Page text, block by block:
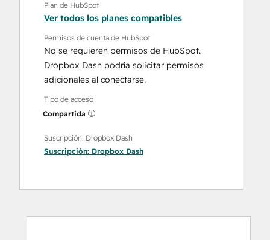
Plan de HubSpot
Ver todos los planes compatibles
Permisos de cuenta de HubSpot
No se requieren permisos de HubSpot.
Dropbox Dash podría solicitar permisos
adicionales al conectarse.
Tipo de acceso
Compartida
Suscripción: Dropbox Dash
Suscripción: Dropbox Dash